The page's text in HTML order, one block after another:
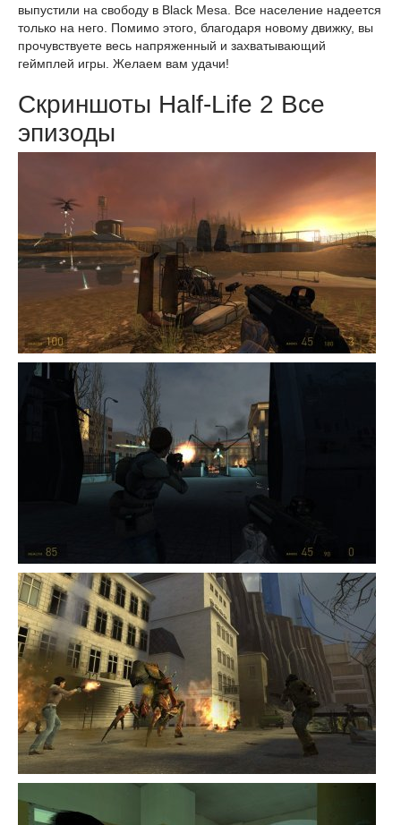
выпустили на свободу в Black Mesa. Все население надеется
только на него. Помимо этого, благодаря новому движку, вы
прочувствуете весь напряженный и захватывающий
геймплей игры. Желаем вам удачи!
Скриншоты Half-Life 2 Все
эпизоды